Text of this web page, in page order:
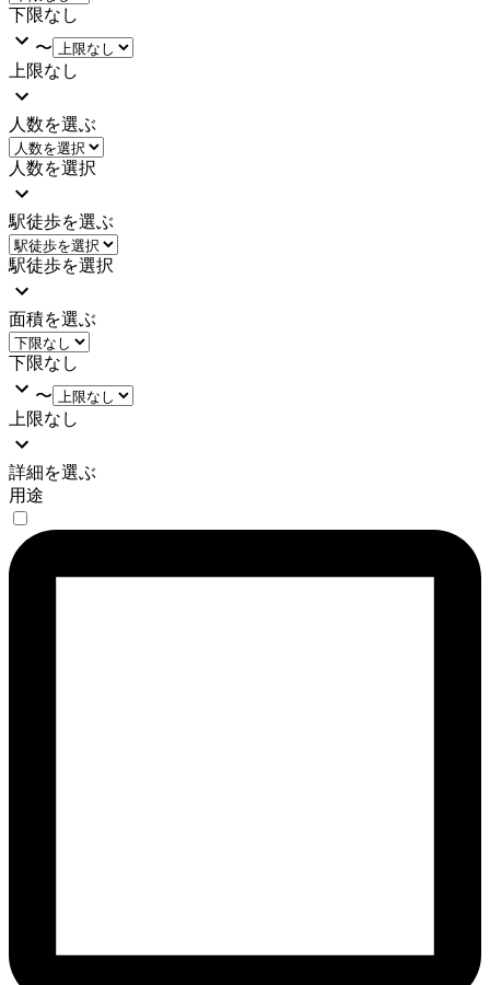
下限なし
〜
上限なし
人数を選ぶ
人数を選択
駅徒歩を選ぶ
駅徒歩を選択
面積を選ぶ
下限なし
〜
上限なし
詳細を選ぶ
用途